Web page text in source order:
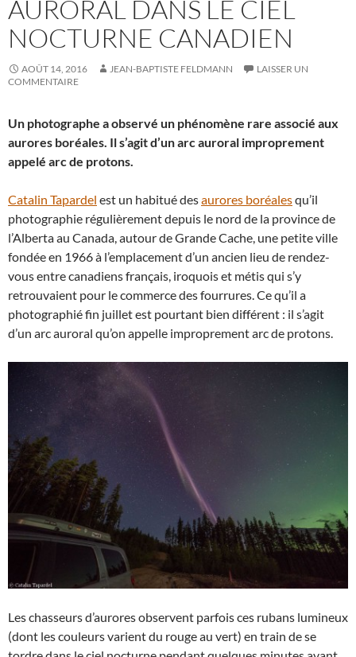
AURORAL DANS LE CIEL
NOCTURNE CANADIEN
AOÛT 14, 2016 JEAN-BAPTISTE FELDMANN
LAISSER UN
COMMENTAIRE
Un photographe a observé un phénomène rare associé aux
aurores boréales. Il s’agit d’un arc auroral improprement
appelé arc de protons.
Catalin Tapardel est un habitué desaurores boréalesqu’il
photographie régulièrement depuis le nord de la province de
l’Alberta au Canada, autour de Grande Cache, une petite ville
fondée en 1966 à l’emplacement d’un ancien lieu de rendez-
vous entre canadiens français, iroquois et métis qui s’y
retrouvaient pour le commerce des fourrures. Ce qu’il a
photographié fin juillet est pourtant bien différent : il s’agit
d’un arc auroral qu’on appelle improprement arc de protons.
Les chasseurs d’aurores observent parfois ces rubans lumineux
(dont les couleurs varient du rouge au vert) en train de se